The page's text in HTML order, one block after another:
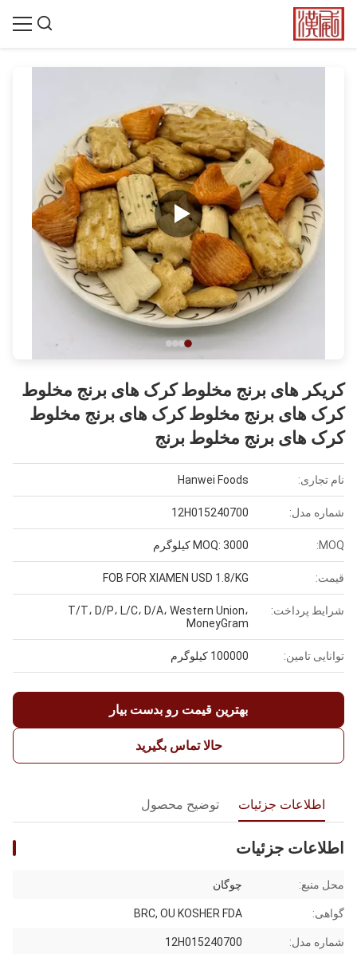
کریکر های برنج مخلوط کرک های برنج مخلوط
کرک های برنج مخلوط کرک های برنج مخلوط
کرک های برنج مخلوط برنج
نام تجاری: Hanwei Foods
شماره مدل: 12H015240700
MOQ: MOQ: 3000 کیلوگرم
قیمت: FOB FOR XIAMEN USD 1.8/KG
شرایط پرداخت:
T/T، D/P، L/C، D/A، Western Union،
MoneyGram
توانایی تامین: 100000 کیلوگرم
بهترین قیمت رو بدست بیار
حالا تماس بگیرید
اطلاعات جزئیات توضیح محصول
اطلاعات جزئیات
محل منبع: چوگان
گواهی: BRC, OU KOSHER FDA
شماره مدل: 12H015240700